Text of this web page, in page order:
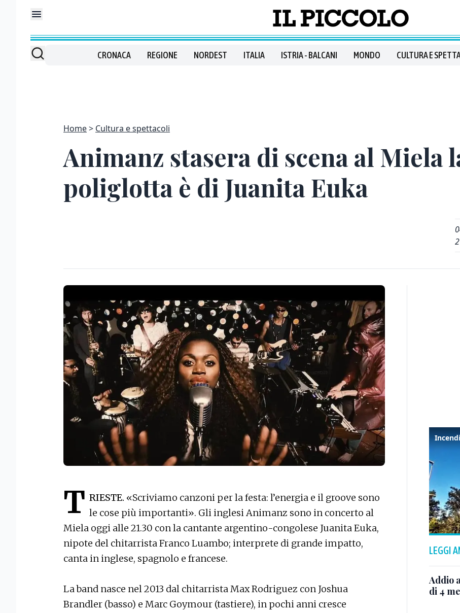
CRONACA REGIONE NORDEST ITALIA ISTRIA - BALCANI MONDO CULTURA E
Home Cultura e spettacoli
Animanz stasera di scena al Miela
poliglotta è di Juanita Euka
2
T RIESTE. «Scriviamo canzoni per la festa: l’energia e il groove sono
le cose più importanti». Gli inglesi Animanz sono in concerto al
Miela oggi alle 21.30 con la cantante argentino-congolese Juanita Euka,
nipote del chitarrista Franco Luambo; interprete di grande impatto,
canta in inglese, spagnolo e francese.
La band nasce nel 2013 dal chitarrista Max Rodriguez con Joshua
Brandler (basso) e Marc Goymour (tastiere), in pochi anni cresce
LEGGI
Addio
di 4